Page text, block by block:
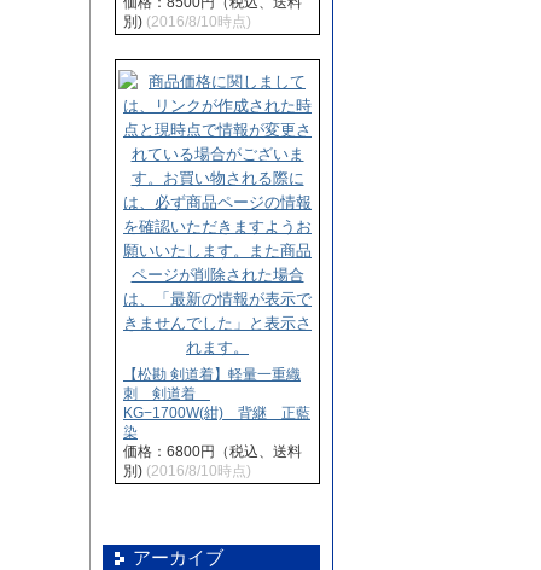
別) (2016/8/10時点)
【松勘 剣道着】軽量一重織
刺 剣道着
KG−1700W(紺) 背継 正藍
染
価格：6800円（税込、送料
別) (2016/8/10時点)
アーカイブ